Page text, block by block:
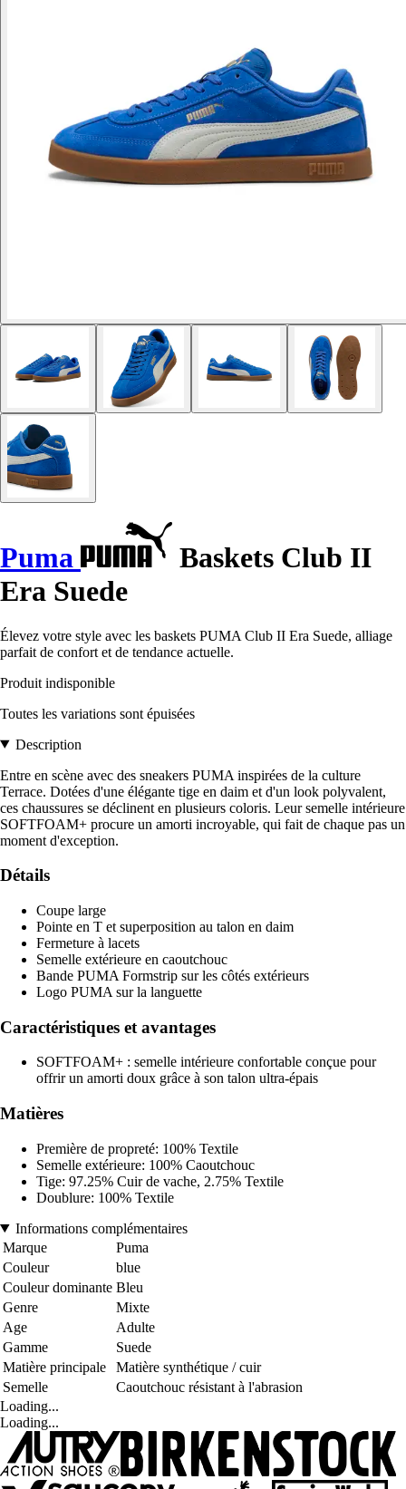
Puma
Baskets Club II
Era Suede
Élevez votre style avec les baskets PUMA Club II Era Suede, alliage
parfait de confort et de tendance actuelle.
Produit indisponible
Toutes les variations sont épuisées
Description
Entre en scène avec des sneakers PUMA inspirées de la culture
Terrace. Dotées d'une élégante tige en daim et d'un look polyvalent,
ces chaussures se déclinent en plusieurs coloris. Leur semelle intérieure
SOFTFOAM+ procure un amorti incroyable, qui fait de chaque pas un
moment d'exception.
Détails
Coupe large
Pointe en T et superposition au talon en daim
Fermeture à lacets
Semelle extérieure en caoutchouc
Bande PUMA Formstrip sur les côtés extérieurs
Logo PUMA sur la languette
Caractéristiques et avantages
SOFTFOAM+ : semelle intérieure confortable conçue pour
offrir un amorti doux grâce à son talon ultra-épais
Matières
Première de propreté: 100% Textile
Semelle extérieure: 100% Caoutchouc
Tige: 97.25% Cuir de vache, 2.75% Textile
Doublure: 100% Textile
Informations complémentaires
Marque
Puma
Couleur
blue
Couleur dominante Bleu
Genre
Mixte
Age
Adulte
Gamme
Suede
Matière principale
Matière synthétique / cuir
Semelle
Caoutchouc résistant à l'abrasion
Loading...
Loading...